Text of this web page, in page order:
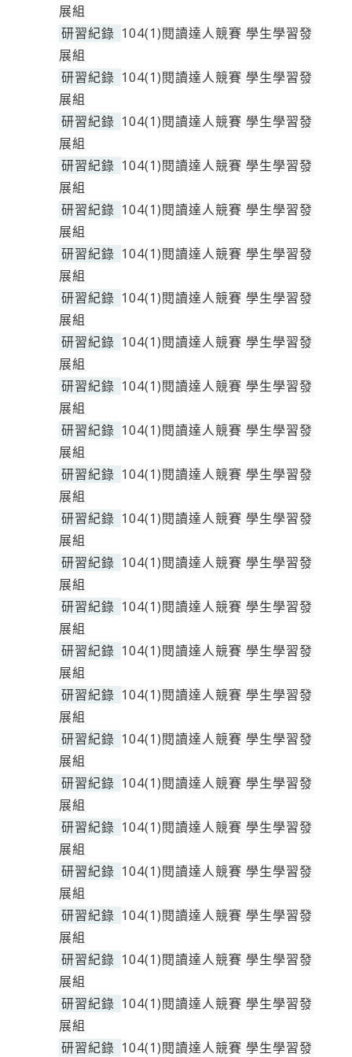
展組
研習紀錄 104(1)閱讀達人競賽 學生學習發
展組
研習紀錄 104(1)閱讀達人競賽 學生學習發
展組
研習紀錄 104(1)閱讀達人競賽 學生學習發
展組
研習紀錄 104(1)閱讀達人競賽 學生學習發
展組
研習紀錄 104(1)閱讀達人競賽 學生學習發
展組
研習紀錄 104(1)閱讀達人競賽 學生學習發
展組
研習紀錄 104(1)閱讀達人競賽 學生學習發
展組
研習紀錄 104(1)閱讀達人競賽 學生學習發
展組
研習紀錄 104(1)閱讀達人競賽 學生學習發
展組
研習紀錄 104(1)閱讀達人競賽 學生學習發
展組
研習紀錄 104(1)閱讀達人競賽 學生學習發
展組
研習紀錄 104(1)閱讀達人競賽 學生學習發
展組
研習紀錄 104(1)閱讀達人競賽 學生學習發
展組
研習紀錄 104(1)閱讀達人競賽 學生學習發
展組
研習紀錄 104(1)閱讀達人競賽 學生學習發
展組
研習紀錄 104(1)閱讀達人競賽 學生學習發
展組
研習紀錄 104(1)閱讀達人競賽 學生學習發
展組
研習紀錄 104(1)閱讀達人競賽 學生學習發
展組
研習紀錄 104(1)閱讀達人競賽 學生學習發
展組
研習紀錄 104(1)閱讀達人競賽 學生學習發
展組
研習紀錄 104(1)閱讀達人競賽 學生學習發
展組
研習紀錄 104(1)閱讀達人競賽 學生學習發
展組
研習紀錄 104(1)閱讀達人競賽 學生學習發
展組
研習紀錄 104(1)閱讀達人競賽 學生學習發